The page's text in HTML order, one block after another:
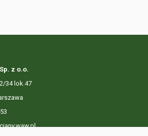
z o.o.
34 lok.47